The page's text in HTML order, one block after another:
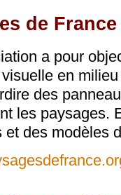
de France
a pour
en
des
les paysages.
et des modèles